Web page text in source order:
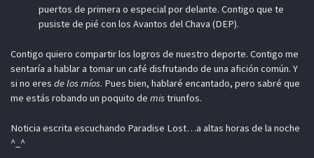
puertos de primera o especial por delante. Contigo que te
pusiste de pié con los Avantos del Chava (DEP).
Contigo quiero compartir los logros de nuestro deporte. Contigo me
sentaría a hablar a tomar un café disfrutando de una afición común. Y
si no eres de los míos. Pues bien, hablaré encantado, pero sabré que
me estás robando un poquito de mis triunfos.
Noticia escrita escuchando Paradise Lost…a altas horas de la noche
^_^